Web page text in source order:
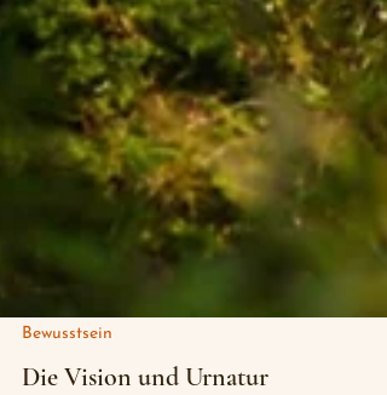
Bewusstsein